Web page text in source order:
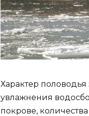
Характер половодья
увлажнения
покрове,